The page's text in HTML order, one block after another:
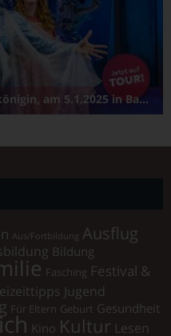
5.1.2025 in Bamberg/Konzerthalle
Aus/Fortbildung Ausflug
Bildung
Fasching Festival &
Jugend
Für Eltern Geburt Gesundheit
Kino Kultur Lesen